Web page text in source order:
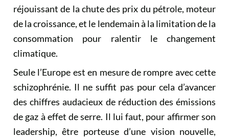
réjouissant de la chute des prix du pétrole, moteur
de la croissance, et le lendemain à la limitation de la
consommation pour ralentir le changement
climatique.
Seule l’Europe est en mesure de rompre avec cette
schizophrénie. Il ne suffit pas pour cela d’avancer
des chiffres audacieux de réduction des émissions
de gaz à effet de serre. Il lui faut, pour affirmer son
leadership, être porteuse d’une vision nouvelle,